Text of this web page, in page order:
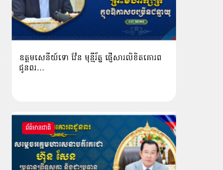
ឧត្តមសេនីយ៍ទោ វ៉ែន មុន្មីរ័ត្ន ផ្ញើសារលិខិតគោរព
ជូនពរ…
ព័ត៌មានជាតិ